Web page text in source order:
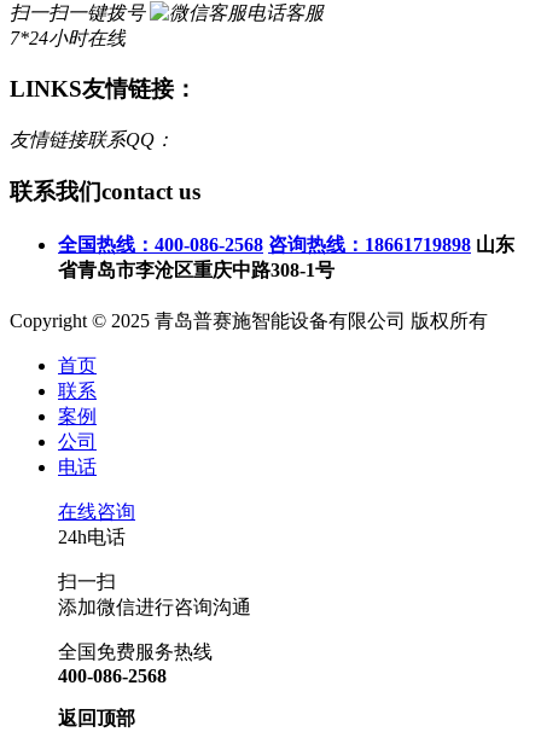
扫一扫一键拨号
电话客服
7*24小时在线
LINKS友情链接：
友情链接联系QQ：
联系我们contact us
全国热线：400-086-2568 咨询热线：18661719898 山东
省青岛市李沧区重庆中路308-1号
Copyright © 2025 青岛普赛施智能设备有限公司 版权所有
首页
联系
案例
公司
电话
在线咨询
24h电话
扫一扫
添加微信进行咨询沟通
全国免费服务热线
400-086-2568
返回顶部